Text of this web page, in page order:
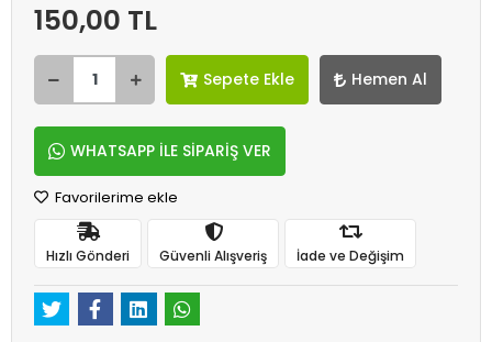
150,00 TL
Sepete Ekle Hemen Al
WHATSAPP İLE SİPARİŞ VER
Favorilerime ekle
Hızlı Gönderi Güvenli Alışveriş İade ve Değişim